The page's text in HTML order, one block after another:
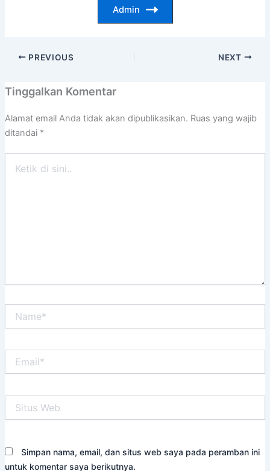
Admin
PREVIOUS NEXT
Tinggalkan Komentar
Alamat email Anda tidak akan dipublikasikan. Ruas yang wajib
ditandai *
Web
Simpan nama, email, dan situs web saya pada peramban ini
untuk komentar saya berikutnya.